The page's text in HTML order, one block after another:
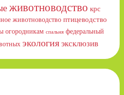
животноводство крс
животноводство птицеводство
огородникам спальня федеральный
экология эксклюзив